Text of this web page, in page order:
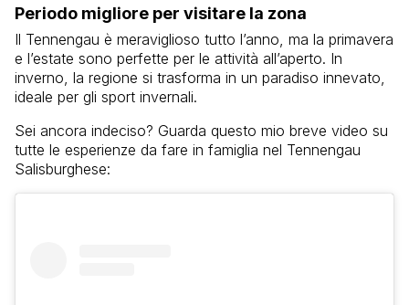
Periodo migliore per visitare la zona
Il Tennengau è meraviglioso tutto l’anno, ma la primavera
e l’estate sono perfette per le attività all’aperto. In
inverno, la regione si trasforma in un paradiso innevato,
ideale per gli sport invernali.
Sei ancora indeciso? Guarda questo mio breve video su
tutte le esperienze da fare in famiglia nel Tennengau
Salisburghese: